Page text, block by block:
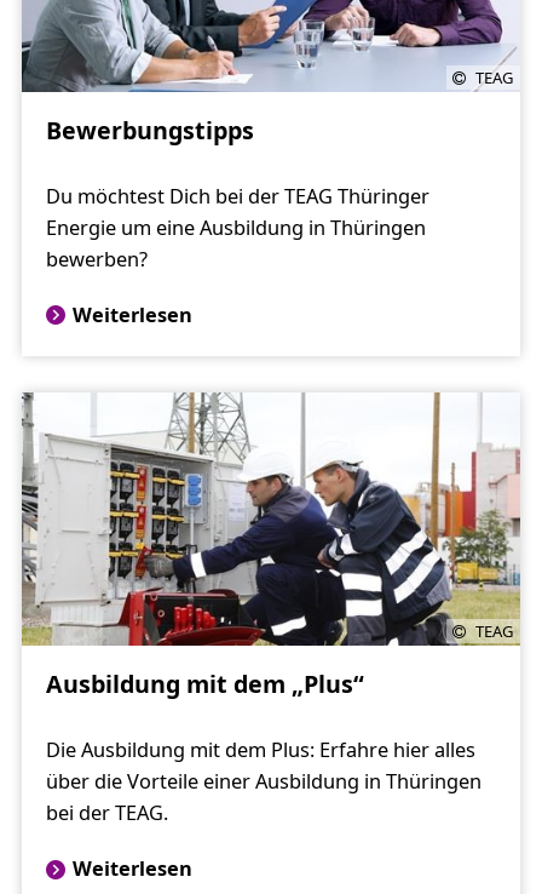
TEAG
Bewerbungstipps
Du möchtest Dich bei der TEAG Thüringer
Energie um eine Ausbildung in Thüringen
bewerben?
Weiterlesen
TEAG
Ausbildung mit dem „Plus“
Die Ausbildung mit dem Plus: Erfahre hier alles
über die Vorteile einer Ausbildung in Thüringen
bei der TEAG.
Weiterlesen